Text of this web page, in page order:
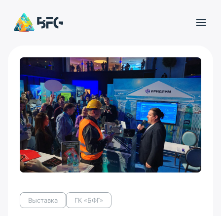
Выставка ГК «БФГ»